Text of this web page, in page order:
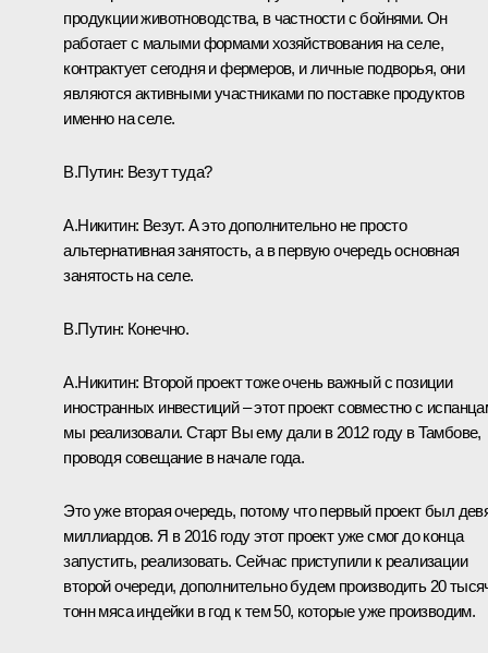
продукции животноводства, в частности с бойнями. Он
работает с малыми формами хозяйствования на селе,
контрактует сегодня и фермеров, и личные подворья, они
являются активными участниками по поставке продуктов
именно на селе.
В.Путин: Везут туда?
А.Никитин: Везут. А это дополнительно не просто
альтернативная занятость, а в первую очередь основная
занятость на селе.
В.Путин: Конечно.
А.Никитин: Второй проект тоже очень важный с позиции
иностранных инвестиций – этот проект совместно с
мы реализовали. Старт Вы ему дали в 2012 году в Тамбове,
проводя совещание в начале года.
Это уже вторая очередь, потому что первый проект был
миллиардов. Я в 2016 году этот проект уже смог до конца
запустить, реализовать. Сейчас приступили к реализации
второй очереди, дополнительно будем производить 20
тонн мяса индейки в год к тем 50, которые уже производим.